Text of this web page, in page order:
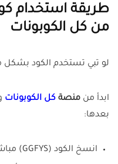
طريقة استخدام
من كل الكوبونات
لو تبي تستخدم الكود
ابدأ من منصة كل الكوبونات
بعدها:
انسخ الكود (GGFYS) مباشرة.